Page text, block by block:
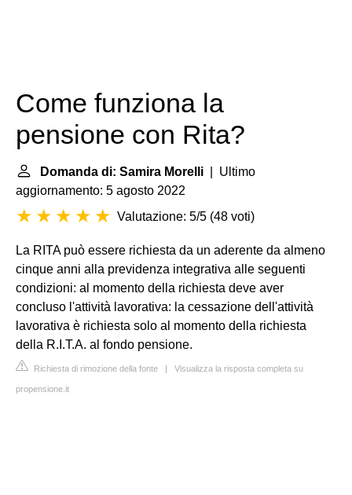
Come funziona la
pensione con Rita?
Domanda di: Samira Morelli | Ultimo
aggiornamento: 5 agosto 2022
Valutazione: 5/5 (48 voti)
La RITA può essere richiesta da un aderente da almeno
cinque anni alla previdenza integrativa alle seguenti
condizioni: al momento della richiesta deve aver
concluso l'attività lavorativa: la cessazione dell'attività
lavorativa è richiesta solo al momento della richiesta
della R.I.T.A. al fondo pensione.
Richiesta di rimozione della fonte | Visualizza la risposta completa su
propensione.it